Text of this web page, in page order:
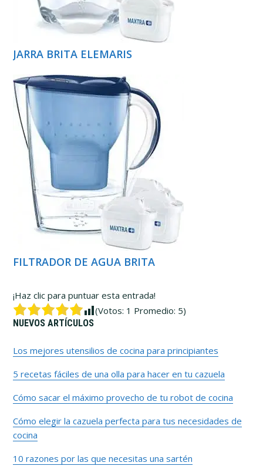
JARRA BRITA ELEMARIS
FILTRADOR DE AGUA BRITA
¡Haz clic para puntuar esta entrada!
(Votos: 1 Promedio: 5)
Barra
lateral
primaria
NUEVOS ARTÍCULOS
Los mejores utensilios de cocina para principiantes
5 recetas fáciles de una olla para hacer en tu cazuela
Cómo sacar el máximo provecho de tu robot de cocina
Cómo elegir la cazuela perfecta para tus necesidades de
cocina
10 razones por las que necesitas una sartén